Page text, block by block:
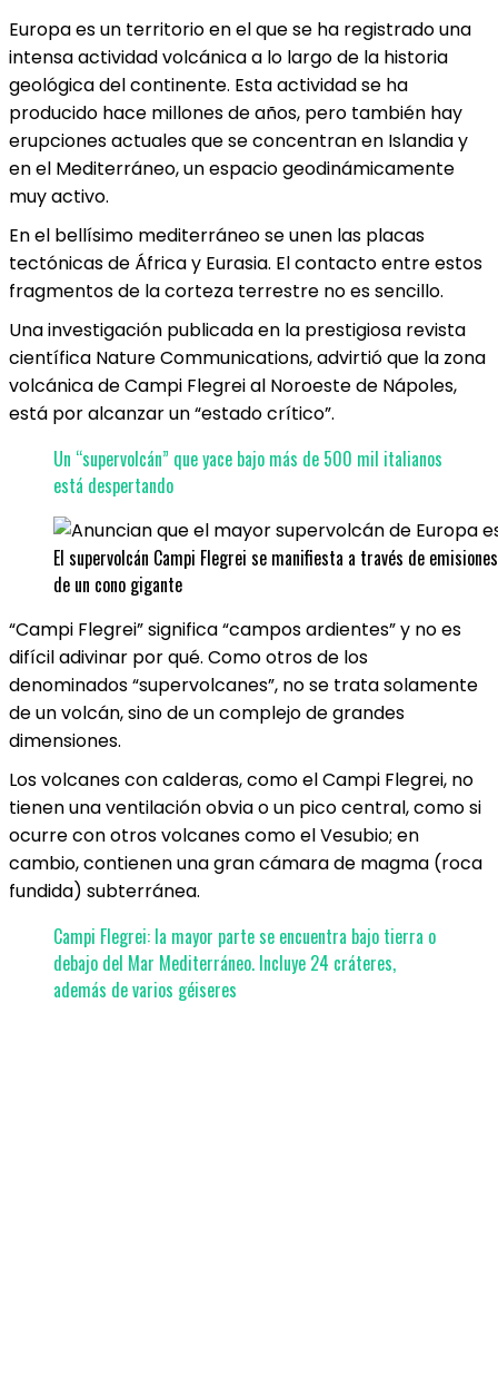
Europa es un territorio en el que se ha registrado una
intensa actividad volcánica a lo largo de la historia
geológica del continente. Esta actividad se ha
producido hace millones de años, pero también hay
erupciones actuales que se concentran en Islandia y
en el Mediterráneo, un espacio geodinámicamente
muy activo.
En el bellísimo mediterráneo se unen las placas
tectónicas de África y Eurasia. El contacto entre estos
fragmentos de la corteza terrestre no es sencillo.
Una investigación publicada en la prestigiosa revista
científica Nature Communications, advirtió que la zona
volcánica de Campi Flegrei al Noroeste de Nápoles,
está por alcanzar un “estado crítico”.
Un “supervolcán” que yace bajo más de 500 mil italianos
está despertando
El supervolcán Campi Flegrei se manifiesta a través de
de un cono gigante
“Campi Flegrei” significa “campos ardientes” y no es
difícil adivinar por qué. Como otros de los
denominados “supervolcanes”, no se trata solamente
de un volcán, sino de un complejo de grandes
dimensiones.
Los volcanes con calderas, como el Campi Flegrei, no
tienen una ventilación obvia o un pico central, como si
ocurre con otros volcanes como el Vesubio; en
cambio, contienen una gran cámara de magma (roca
fundida) subterránea.
Campi Flegrei: la mayor parte se encuentra bajo tierra o
debajo del Mar Mediterráneo. Incluye 24 cráteres,
además de varios géiseres